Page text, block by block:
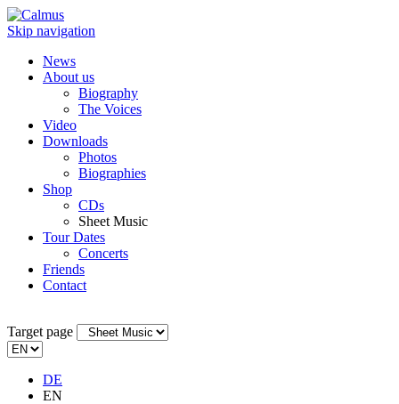
Skip navigation
News
About us
Biography
The Voices
Video
Downloads
Photos
Biographies
Shop
CDs
Sheet Music
Tour Dates
Concerts
Friends
Contact
Target page
DE
EN